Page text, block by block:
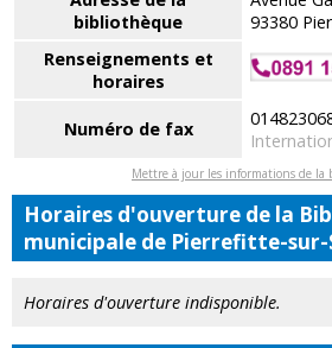
bibliothèque
93380
Renseignements et
horaires
Numéro de fax
Mettre à jour les informations de la
Horaires d'ouverture de la
municipale de Pierrefitte-sur-
Horaires d'ouverture indisponible.